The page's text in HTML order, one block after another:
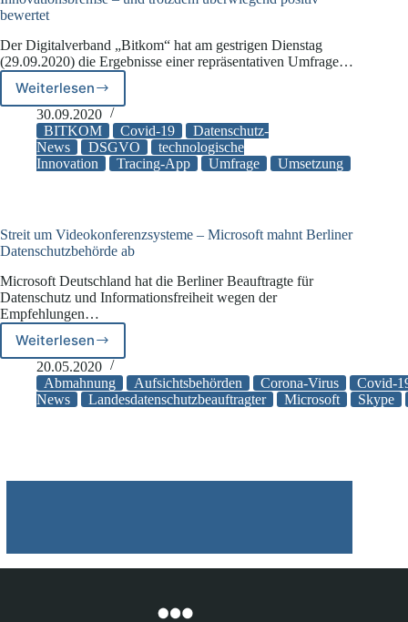
bewertet
Der Digitalverband „Bitkom“ hat am gestrigen Dienstag
(29.09.2020) die Ergebnisse einer repräsentativen Umfrage…
Weiterlesen
Bitkom:
DS-
GVO
für
viele
Innovationsbremse
–
trotzdem
überwiegend
positiv
bewertet
30.09.2020
BITKOM
Covid-19
Datenschutz-
News
DSGVO
technologische
Innovation
Tracing-App Umfrage Umsetzung
Streit um Videokonferenzsysteme – Microsoft mahnt Berliner
Datenschutzbehörde ab
Microsoft Deutschland hat die Berliner Beauftragte für
Datenschutz und Informationsfreiheit wegen der
Empfehlungen…
Weiterlesen
Streit
um
Videokonferenzsysteme
–
ab
20.05.2020
Abmahnung
Aufsichtsbehörden Corona-Virus
Covid-
News
Landesdatenschutzbeauftragter Microsoft Skype